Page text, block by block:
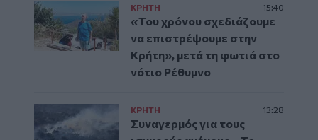
ΚΡΗΤΗ 15:40
«Του χρόνου σχεδιάζουμε
να επιστρέψουμε στην
Κρήτη», μετά τη φωτιά στο
νότιο Ρέθυμνο
ΚΡΗΤΗ 13:28
Συναγερμός για τους